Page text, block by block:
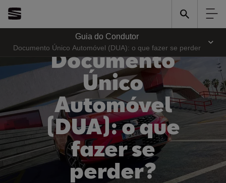
Guia do Condutor
Documento Único Automóvel (DUA): o que fazer se perder
Documento
Único
Automóvel
(DUA): o que
fazer se
perder?